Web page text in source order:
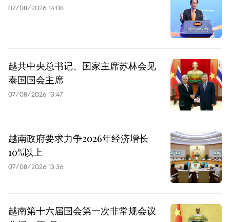
07/08/2026 14:08
越共中央总书记、国家主席苏林会见
泰国国会主席
07/08/2026 13:47
越南政府要求力争2026年经济增长
10%以上
07/08/2026 13:36
越南第十六届国会第一次非常规会议